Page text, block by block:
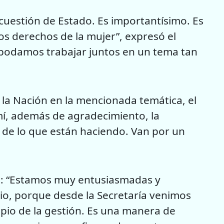
de Estado. Es importantísimo. Es
derechos de la mujer”, expresó el
trabajar juntos en un tema tan
Nación en la mencionada temática, el
además de agradecimiento, la
lo que están haciendo. Van por un
muy entusiasmadas y
porque desde la Secretaría venimos
de la gestión. Es una manera de